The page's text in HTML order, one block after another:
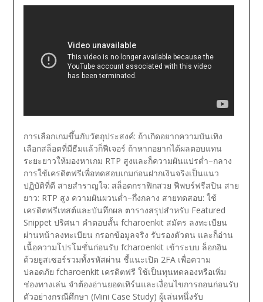
การเลือกเกมขึ้นกับวัตถุประสงค์: ถ้าเกิดอยากความบันเทิง
เลือกสล็อตที่มีธีมแล้วก็ฟีเจอร์ ถ้าหากอยากได้ผลตอบแทน
ระยะยาวให้มองหาเกม RTP สูงและก็ความผันแปรต่ำ–กลาง
การใช้เครดิตฟรีเพื่อทดสอบเกมก่อนฝากเงินจริงเป็นแนว
ปฏิบัติที่ดี สายสำราญใจ: สล็อตกราฟิกสวย ฟีพบร์ฟรีสปิน สาย
ยาว: RTP สูง ความผันผวนต่ำ–กึ่งกลาง สายทดสอบ: ใช้
เครดิตฟรีเทสต์และบันทึกผล ตารางสรุปสำหรับ Featured
Snippet ปริศนา คำตอบสั้น fcharoenkit สมัคร ลงทะเบียน
ผ่านหน้าลงทะเบียน กรอกข้อมูลจริง รับรองตัวตน และก็อ่าน
เนื้อความโปรโมชั่นก่อนรับ fcharoenkit เข้าระบบ ล็อกอิน
ด้วยยูสเซอร์รวมทั้งรหัสผ่าน ชี้แนะเปิด 2FA เพื่อความ
ปลอดภัย fcharoenkit เครดิตฟรี ใช้เป็นทุนทดลองหรือเพิ่ม
ช่องทางเล่น จำต้องอ่านยอดเทิร์นและเงื่อนไขการถอนก่อนรับ
ตัวอย่างกรณีศึกษา (Mini Case Study) ผู้เล่นหนึ่งรับ